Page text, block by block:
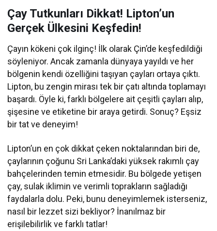
Çay Tutkunları Dikkat! Lipton’un
Gerçek Ülkesini Keşfedin!
Çayın kökeni çok ilginç! İlk olarak Çin’de keşfedildiği
söyleniyor. Ancak zamanla dünyaya yayıldı ve her
bölgenin kendi özelliğini taşıyan çayları ortaya çıktı.
Lipton, bu zengin mirası tek bir çatı altında toplamayı
başardı. Öyle ki, farklı bölgelere ait çeşitli çayları alıp,
şişesine ve etiketine bir araya getirdi. Sonuç? Eşsiz
bir tat ve deneyim!
Lipton’un en çok dikkat çeken noktalarından biri de,
çaylarının çoğunu Sri Lanka’daki yüksek rakımlı çay
bahçelerinden temin etmesidir. Bu bölgede yetişen
çay, sulak iklimin ve verimli toprakların sağladığı
faydalarla dolu. Peki, bunu deneyimlemek isterseniz,
nasıl bir lezzet sizi bekliyor? İnanılmaz bir
erişilebilirlik ve farklı tatlar!